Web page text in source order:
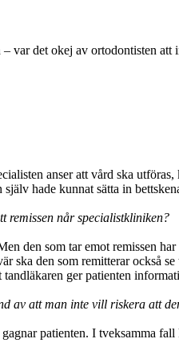
det okej av ortodontisten
anser att vård ska
hade kunnat sätta in
remissen når specialistkliniken?
den som tar emot remissen
ska den som remitterar också
ger patienten
att man inte vill riskera att
patienten. I tveksamma